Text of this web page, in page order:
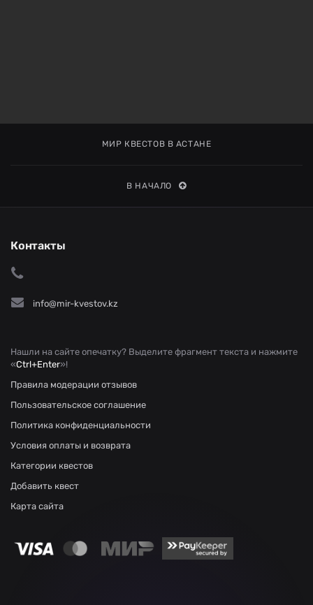
МИР КВЕСТОВ В АСТАНЕ
В НАЧАЛО
Контакты
info@mir-kvestov.kz
Нашли на сайте опечатку? Выделите фрагмент текста и нажмите
«Ctrl+Enter»!
Правила модерации отзывов
Пользовательское соглашение
Политика конфиденциальности
Условия оплаты и возврата
Категории квестов
Добавить квест
Карта сайта